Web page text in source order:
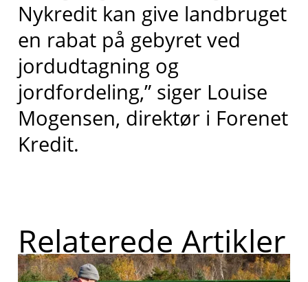
Nykredit kan give landbruget
en rabat på gebyret ved
jordudtagning og
jordfordeling,” siger Louise
Mogensen, direktør i Forenet
Kredit.
Relaterede Artikler